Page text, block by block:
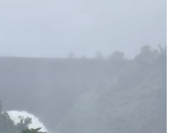
Sống chung với biến đổi
khí hậu